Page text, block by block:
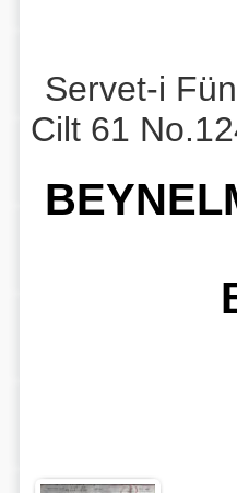
Servet-i
Cilt 61